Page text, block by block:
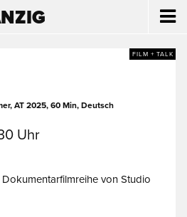
FILM + TALK
AT 2025, 60 Min, Deutsch
Uhr
von Studio